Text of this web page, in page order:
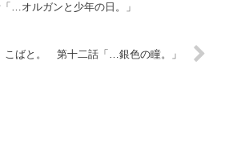
…オルガンと少年の日。」
こばと。 第十二話「…銀色の瞳。」